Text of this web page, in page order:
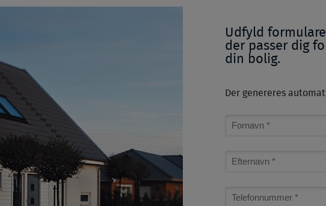
Udfyld
der passer dig
din bolig.
Der genereres
Name
Surname
Phone